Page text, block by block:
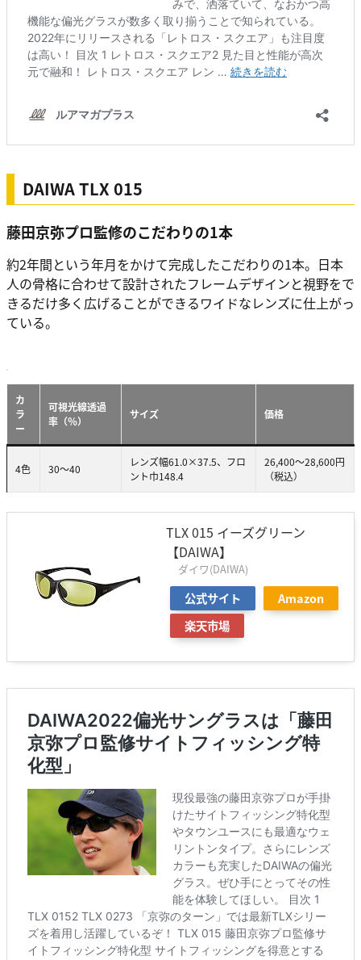
DAIWA TLX 015
藤田京弥プロ監修のこだわりの1本
約2年間という年月をかけて完成したこだわりの1本。日本
人の骨格に合わせて設計されたフレームデザインと視野をで
きるだけ多く広げることができるワイドなレンズに仕上がっ
ている。
カ
ラ
ー
可視光線透過
率（％）
サイズ 価格
4色 30～40
レンズ幅61.0×37.5、フロ
ント巾148.4
26,400～28,600円
（税込）
TLX 015 イーズグリーン
【DAIWA】
ダイワ(DAIWA)
公式サイト
Amazon
楽天市場